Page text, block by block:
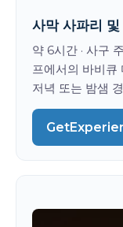
사막 사파리
약 6시간 · 사구
프에서의 바비큐
저녁 또는 밤샘